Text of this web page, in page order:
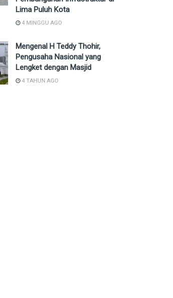
Lima Puluh Kota
4 MINGGU AGO
Mengenal H Teddy Thohir,
Pengusaha Nasional yang
Lengket dengan Masjid
4 TAHUN AGO